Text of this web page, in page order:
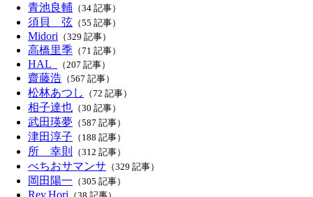
青池良輔 （34 記事）
須貝 弦 （55 記事）
Midori （329 記事）
高橋里季 （71 記事）
HAL_ （207 記事）
齋藤浩 （567 記事）
松林あつし （72 記事）
相子達也 （30 記事）
武田瑛夢 （587 記事）
津田淳子 （188 記事）
所 幸則 （312 記事）
べちおサマンサ （329 記事）
岡田陽一 （305 記事）